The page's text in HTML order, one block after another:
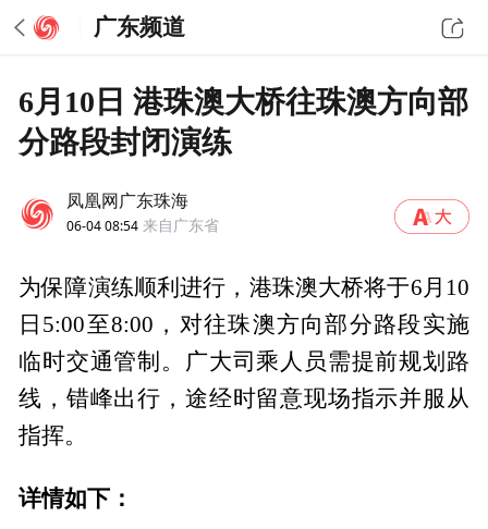
广东频道
6月10日 港珠澳大桥往珠澳方向部
分路段封闭演练
凤凰网广东珠海
06-04 08:54 来自广东省
为保障演练顺利进行，港珠澳大桥将于6月10
日5:00至8:00，对往珠澳方向部分路段实施
临时交通管制。广大司乘人员需提前规划路
线，错峰出行，途经时留意现场指示并服从
指挥。
详情如下：